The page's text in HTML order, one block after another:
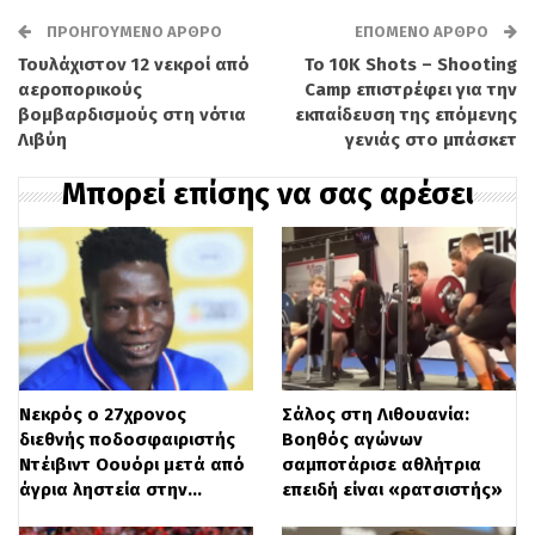
πρωτοπόρου στη γενική κατάταξη.
«Είμαι πραγματικά περήφανος για την
ομάδα μας. Κάναμε καταπληκτική δουλειά
σήμερα», δήλωσε ο Γέζεκ, ο οποίος έδειξε
μεγάλη ψυχραιμία στη διαχείριση της
διαδρομής. «Ήταν σίγουρα ένα πολύ
τακτικό ετάπ και ακολουθούσα πιστά τις
οδηγίες του team manager». Από την
πλευρά του, ο νικητής Μασιαρέλι εξήγησε
τη στρατηγική του: «Μετά την
απογοητευτική χθεσινή ημέρα, είδα ότι η
κατάστασή μου ήταν βελτιωμένη. Αφού η
μάχη για τη γενική κατάταξη είχε
ΠΡΟΗΓΟΎΜΕΝΟ ΆΡΘΡΟ
Τουλάχιστον 12 νεκροί από
αεροπορικούς
βομβαρδισμούς στη νότια
Λιβύη
ΕΠΌΜΕΝΟ ΆΡΘΡΟ
Το 10K Shots – Shooting
Camp επιστρέφει για την
εκπαίδευση της επόμενης
γενιάς στο μπάσκετ
Μπορεί επίσης να σας αρέσει
Νεκρός ο 27χρονος
διεθνής ποδοσφαιριστής
Ντέιβιντ Οουόρι μετά από
άγρια ληστεία στην…
Σάλος στη Λιθουανία:
Βοηθός αγώνων
σαμποτάρισε αθλήτρια
επειδή είναι «ρατσιστής»